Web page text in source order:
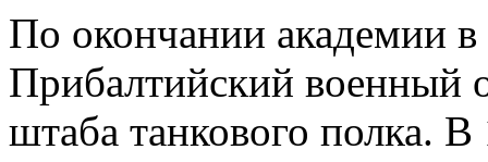
По окончании академии в
Прибалтийский военный
штаба танкового полка.